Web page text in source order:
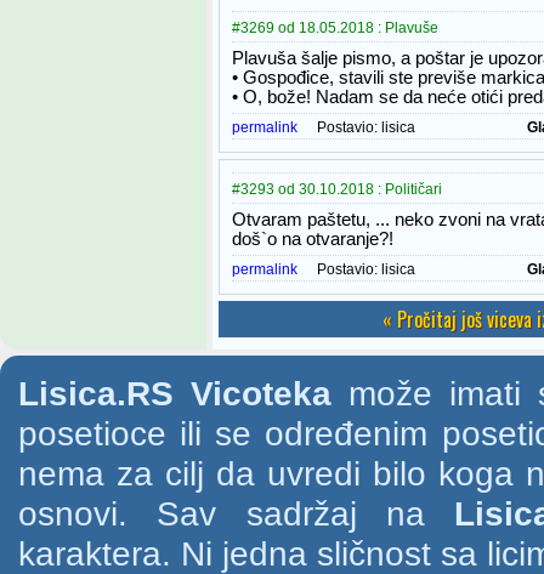
#3269 od 18.05.2018 : Plavuše
Plavuša šalje pismo, a poštar je
• Gospođice, stavili ste previše
• O, bože! Nadam se da neće otići
permalink Postavio: lisica
#3293 od 30.10.2018 : Političari
Otvaram paštetu, ... neko zvoni na
doš`o na otvaranje?!
permalink Postavio: lisica
« Pročitaj još viceva
Lisica.RS Vicotekamože imati
posetioce ili se određenim
nema za cilj da uvredi bilo koga
osnovi. Sav sadržaj na
karaktera. Ni jedna sličnost sa